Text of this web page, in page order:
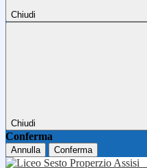
Chiudi
Chiudi
Conferma
Annulla Conferma